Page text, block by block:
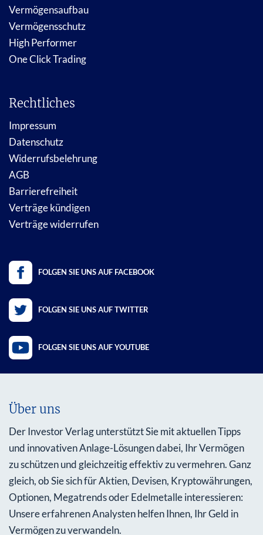
Vermögensaufbau
Vermögensschutz
High Performer
One Click Trading
Rechtliches
Impressum
Datenschutz
Widerrufsbelehrung
AGB
Barrierefreiheit
Verträge kündigen
Verträge widerrufen
FOLGEN SIE UNS AUF FACEBOOK
FOLGEN SIE UNS AUF TWITTER
FOLGEN SIE UNS AUF YOUTUBE
Über uns
Der Investor Verlag unterstützt Sie mit aktuellen Tipps
und innovativen Anlage-Lösungen dabei, Ihr Vermögen
zu schützen und gleichzeitig effektiv zu vermehren. Ganz
gleich, ob Sie sich für Aktien, Devisen, Kryptowährungen,
Optionen, Megatrends oder Edelmetalle interessieren:
Unsere erfahrenen Analysten helfen Ihnen, Ihr Geld in
Vermögen zu verwandeln.